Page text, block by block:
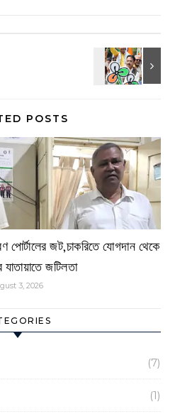
POSTS
জট,চাকরিতে যোগদান থেকে
জটিলতা
3, 2026
(7)
(1)